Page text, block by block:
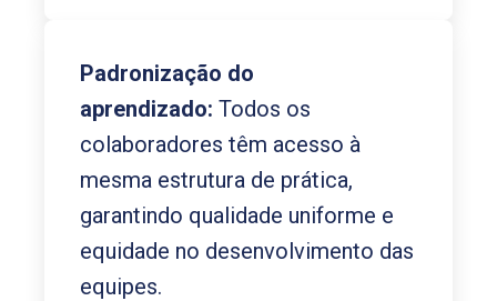
Padronização do
aprendizado: Todos os
colaboradores têm acesso à
mesma estrutura de prática,
garantindo qualidade uniforme e
equidade no desenvolvimento das
equipes.